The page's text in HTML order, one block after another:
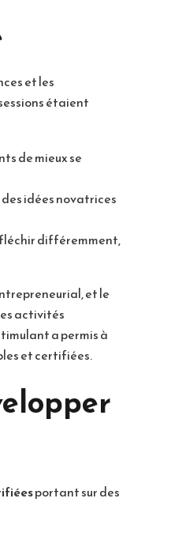
et les
étaient
de mieux se
idées novatrices
différemment,
et le
activités
a permis à
et certifiées.
portant sur des